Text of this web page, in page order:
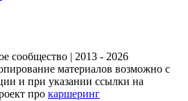
сообщество | 2013 - 2026
материалов возможно с
и при указании ссылки на
про каршеринг